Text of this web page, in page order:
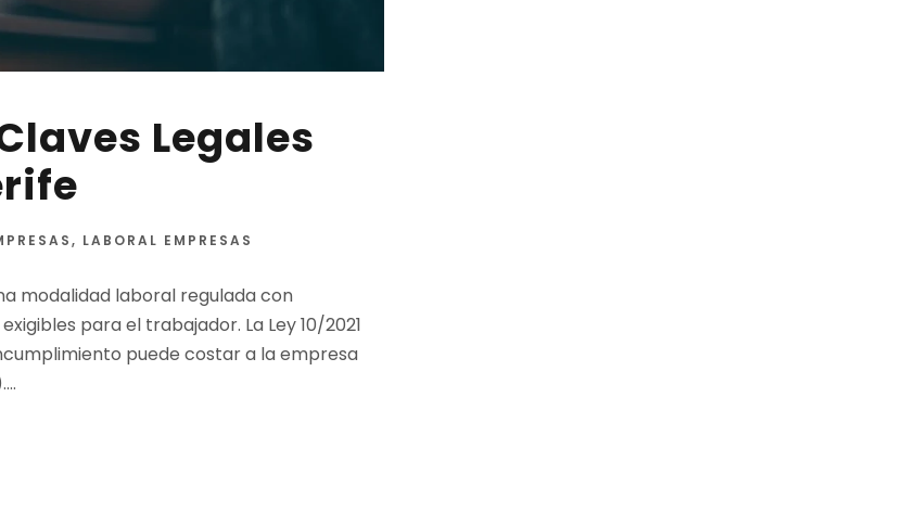
Legales
, LABORAL EMPRESAS
modalidad laboral regulada con
para el trabajador. La Ley 10/2021
puede costar a la empresa